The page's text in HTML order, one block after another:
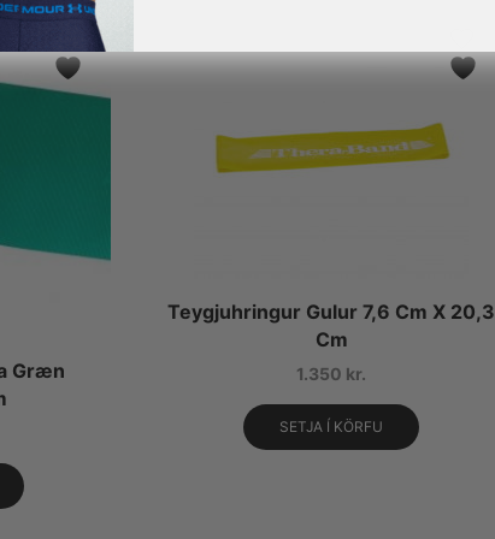
Græn
Teygjuhringur Gulur 7,6 Cm X 20,3
Cm
1.350 kr.
SETJA Í KÖRFU